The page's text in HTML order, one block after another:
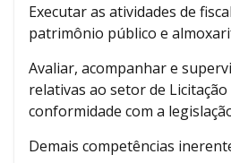
Executar as atividades de
patrimônio público e
Avaliar, acompanhar e
relativas ao setor de
conformidade com a
Demais competências